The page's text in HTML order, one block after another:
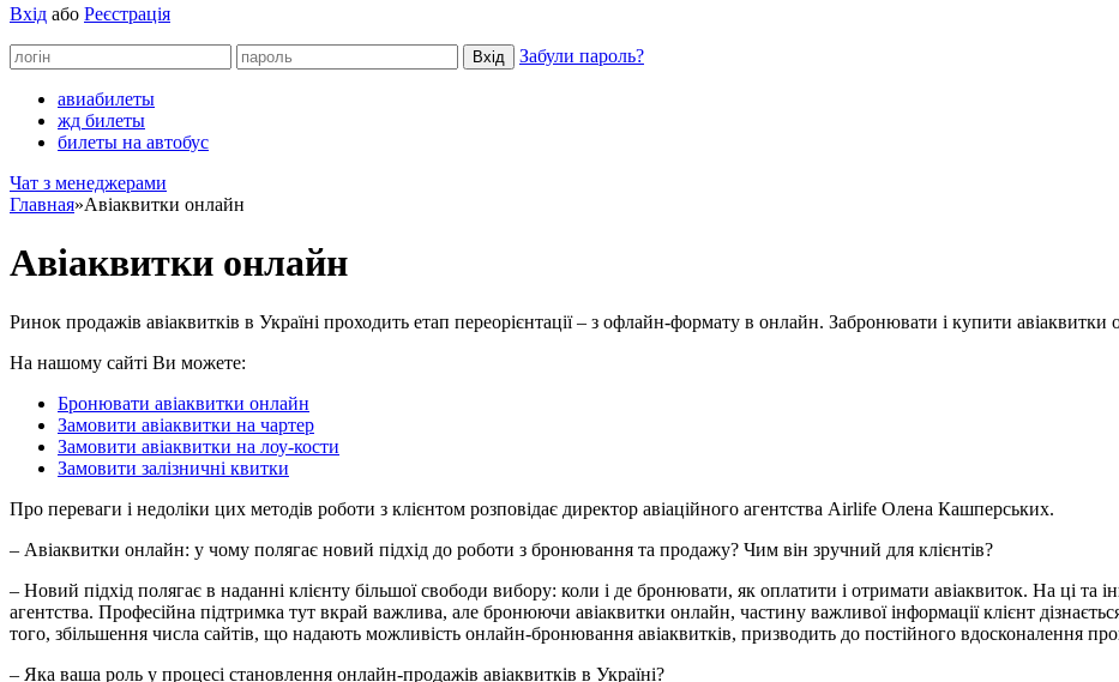
Вхід або Реєстрація
Забули пароль?
авиабилеты
жд билеты
билеты на автобус
Чат з менеджерами
Главная»Авіаквитки онлайн
Авіаквитки онлайн
Ринок продажів авіаквитків в Україні проходить етап переорієнтації – з офлайн-формату в онлайн. Забронювати і купити
На нашому сайті Ви можете:
Бронювати авіаквитки онлайн
Замовити авіаквитки на чартер
Замовити авіаквитки на лоу-кости
Замовити залізничні квитки
Про переваги і недоліки цих методів роботи з клієнтом розповідає директор авіаційного агентства Airlife Олена Кашперських.
– Авіаквитки онлайн: у чому полягає новий підхід до роботи з бронювання та продажу? Чим він зручний для клієнтів?
– Новий підхід полягає в наданні клієнту більшої свободи вибору: коли і де бронювати, як оплатити і отримати авіаквиток. На ці та
агентства. Професійна підтримка тут вкрай важлива, але бронюючи авіаквитки онлайн, частину важливої інформації клієнт
того, збільшення числа сайтів, що надають можливість онлайн-бронювання авіаквитків, призводить до постійного вдосконалення
– Яка ваша роль у процесі становлення онлайн-продажів авіаквитків в Україні?